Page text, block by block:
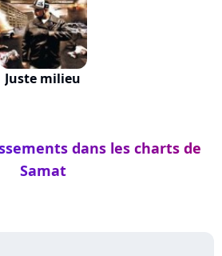
Juste milieu
dans les charts de
Samat